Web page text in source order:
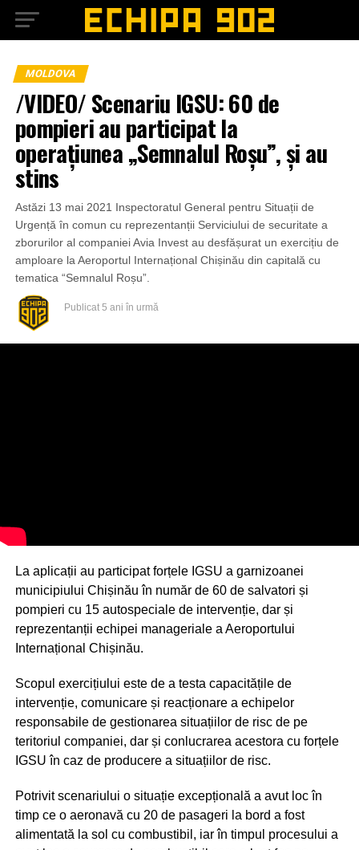
MOLDOVA
/VIDEO/ Scenariu IGSU: 60 de
pompieri au participat la
operațiunea „Semnalul Roșu”, și au
stins
Astăzi 13 mai 2021 Inspectoratul General pentru Situații de
Urgență în comun cu reprezentanții Serviciului de securitate a
zborurilor al companiei Avia Invest au desfășurat un exercițiu de
amploare la Aeroportul Internațional Chișinău din capitală cu
tematica “Semnalul Roșu”.
Publicat 5 ani în urmă
La aplicații au participat forțele IGSU a garnizoanei
municipiului Chișinău în număr de 60 de salvatori și
pompieri cu 15 autospeciale de intervenție, dar și
reprezentanții echipei manageriale a Aeroportului
Internațional Chișinău.
Scopul exercițiului este de a testa capacitățile de
intervenție, comunicare și reacționare a echipelor
responsabile de gestionarea situațiilor de risc de pe
teritoriul companiei, dar și conlucrarea acestora cu forțele
IGSU în caz de producere a situațiilor de risc.
Potrivit scenariului o situație excepțională a avut loc în
timp ce o aeronavă cu 20 de pasageri la bord a fost
alimentată la sol cu combustibil, iar în timpul procesului a